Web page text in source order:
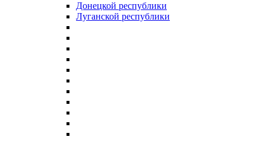
Донецкой республики
Луганской республики